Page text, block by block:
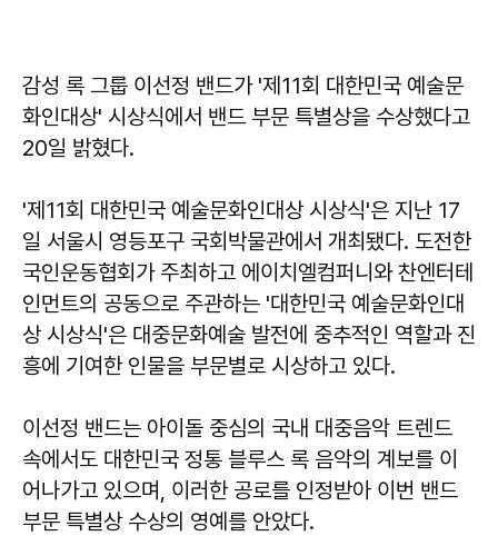
감성 록 그룹 이선정 밴드가 '제11회 대한민국 예술문
화인대상' 시상식에서 밴드 부문 특별상을 수상했다고
20일 밝혔다.
'제11회 대한민국 예술문화인대상 시상식'은 지난 17
일 서울시 영등포구 국회박물관에서 개최됐다. 도전한
국인운동협회가 주최하고 에이치엘컴퍼니와 찬엔터테
인먼트의 공동으로 주관하는 '대한민국 예술문화인대
상 시상식'은 대중문화예술 발전에 중추적인 역할과 진
흥에 기여한 인물을 부문별로 시상하고 있다.
이선정 밴드는 아이돌 중심의 국내 대중음악 트렌드
속에서도 대한민국 정통 블루스 록 음악의 계보를 이
어나가고 있으며, 이러한 공로를 인정받아 이번 밴드
부문 특별상 수상의 영예를 안았다.